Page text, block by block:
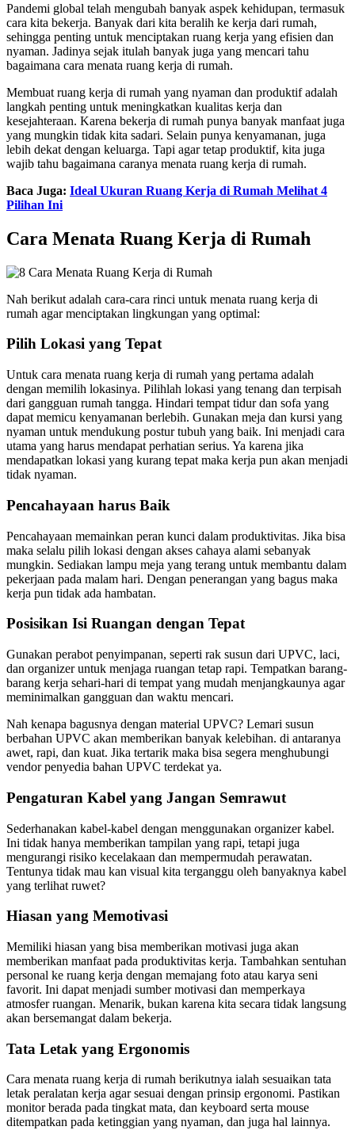
Pandemi global telah mengubah banyak aspek kehidupan, termasuk
cara kita bekerja. Banyak dari kita beralih ke kerja dari rumah,
sehingga penting untuk menciptakan ruang kerja yang efisien dan
nyaman. Jadinya sejak itulah banyak juga yang mencari tahu
bagaimana cara menata ruang kerja di rumah.
Membuat ruang kerja di rumah yang nyaman dan produktif adalah
langkah penting untuk meningkatkan kualitas kerja dan
kesejahteraan. Karena bekerja di rumah punya banyak manfaat juga
yang mungkin tidak kita sadari. Selain punya kenyamanan, juga
lebih dekat dengan keluarga. Tapi agar tetap produktif, kita juga
wajib tahu bagaimana caranya menata ruang kerja di rumah.
Baca Juga: Ideal Ukuran Ruang Kerja di Rumah Melihat 4
Pilihan Ini
Cara Menata Ruang Kerja di Rumah
Nah berikut adalah cara-cara rinci untuk menata ruang kerja di
rumah agar menciptakan lingkungan yang optimal:
Pilih Lokasi yang Tepat
Untuk cara menata ruang kerja di rumah yang pertama adalah
dengan memilih lokasinya. Pilihlah lokasi yang tenang dan terpisah
dari gangguan rumah tangga. Hindari tempat tidur dan sofa yang
dapat memicu kenyamanan berlebih. Gunakan meja dan kursi yang
nyaman untuk mendukung postur tubuh yang baik. Ini menjadi cara
utama yang harus mendapat perhatian serius. Ya karena jika
mendapatkan lokasi yang kurang tepat maka kerja pun akan menjadi
tidak nyaman.
Pencahayaan harus Baik
Pencahayaan memainkan peran kunci dalam produktivitas. Jika bisa
maka selalu pilih lokasi dengan akses cahaya alami sebanyak
mungkin. Sediakan lampu meja yang terang untuk membantu dalam
pekerjaan pada malam hari. Dengan penerangan yang bagus maka
kerja pun tidak ada hambatan.
Posisikan Isi Ruangan dengan Tepat
Gunakan perabot penyimpanan, seperti rak susun dari UPVC, laci,
dan organizer untuk menjaga ruangan tetap rapi. Tempatkan barang-
barang kerja sehari-hari di tempat yang mudah menjangkaunya agar
meminimalkan gangguan dan waktu mencari.
Nah kenapa bagusnya dengan material UPVC? Lemari susun
berbahan UPVC akan memberikan banyak kelebihan. di antaranya
awet, rapi, dan kuat. Jika tertarik maka bisa segera menghubungi
vendor penyedia bahan UPVC terdekat ya.
Pengaturan Kabel yang Jangan Semrawut
Sederhanakan kabel-kabel dengan menggunakan organizer kabel.
Ini tidak hanya memberikan tampilan yang rapi, tetapi juga
mengurangi risiko kecelakaan dan mempermudah perawatan.
Tentunya tidak mau kan visual kita terganggu oleh banyaknya kabel
yang terlihat ruwet?
Hiasan yang Memotivasi
Memiliki hiasan yang bisa memberikan motivasi juga akan
memberikan manfaat pada produktivitas kerja. Tambahkan sentuhan
personal ke ruang kerja dengan memajang foto atau karya seni
favorit. Ini dapat menjadi sumber motivasi dan memperkaya
atmosfer ruangan. Menarik, bukan karena kita secara tidak langsung
akan bersemangat dalam bekerja.
Tata Letak yang Ergonomis
Cara menata ruang kerja di rumah berikutnya ialah sesuaikan tata
letak peralatan kerja agar sesuai dengan prinsip ergonomi. Pastikan
monitor berada pada tingkat mata, dan keyboard serta mouse
ditempatkan pada ketinggian yang nyaman, dan juga hal lainnya.